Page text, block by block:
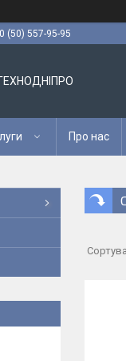
(50) 557-95-95
Про нас